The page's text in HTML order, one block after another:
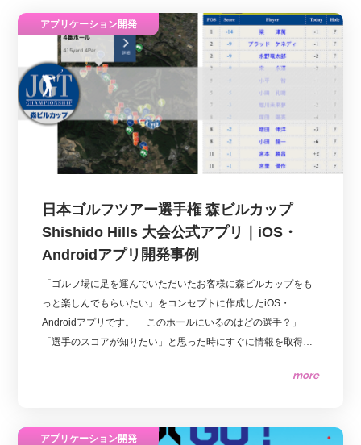
アプリケーション開発
日本ゴルフツアー選手権 森ビルカップ
Shishido Hills 大会公式アプリ｜iOS・
Androidアプリ開発事例
「ゴルフ場に足を運んでいただいたお客様に森ビルカップをも
っと楽しんでもらいたい」をコンセプトに作成したiOS・
Androidアプリです。 「このホールにいるのはどの選手？」
「選手のスコアが知りたい」と思った時にすぐに情報を取得す
ージが表示されます。迫力のライブ映像を視聴(ゴルフ場内限more
アプリケーション開発